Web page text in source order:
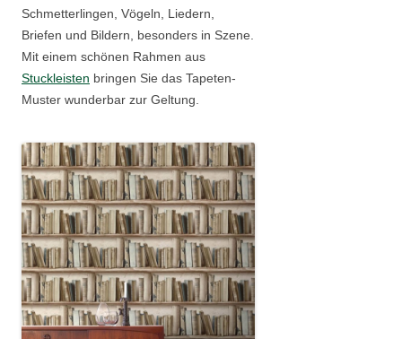
Schmetterlingen, Vögeln, Liedern,
Briefen und Bildern, besonders in Szene.
Mit einem schönen Rahmen aus
Stuckleisten bringen Sie das Tapeten-
Muster wunderbar zur Geltung.